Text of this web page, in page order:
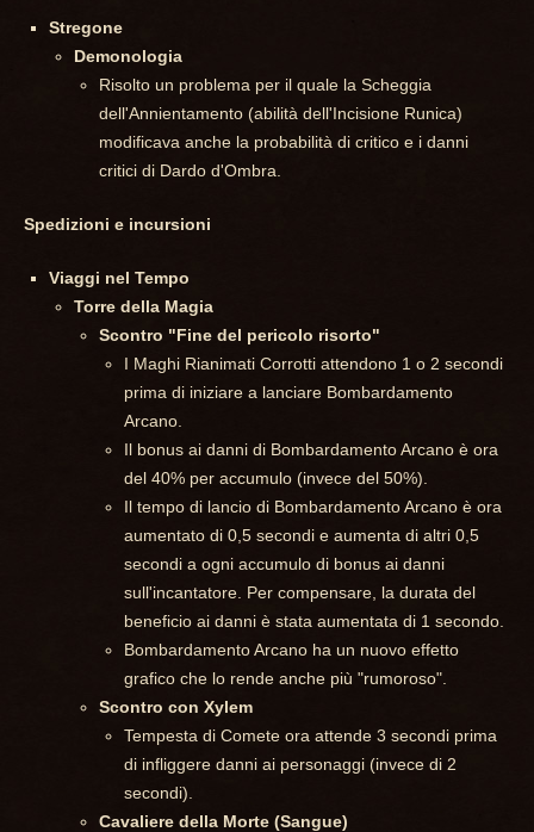
Stregone
Demonologia
Risolto un problema per il quale la Scheggia
dell'Annientamento (abilità dell'Incisione Runica)
modificava anche la probabilità di critico e i danni
critici di Dardo d'Ombra.
Spedizioni e incursioni
Viaggi nel Tempo
Torre della Magia
Scontro "Fine del pericolo risorto"
I Maghi Rianimati Corrotti attendono 1 o 2 secondi
prima di iniziare a lanciare Bombardamento
Arcano.
Il bonus ai danni di Bombardamento Arcano è ora
del 40% per accumulo (invece del 50%).
Il tempo di lancio di Bombardamento Arcano è ora
aumentato di 0,5 secondi e aumenta di altri 0,5
secondi a ogni accumulo di bonus ai danni
sull'incantatore. Per compensare, la durata del
beneficio ai danni è stata aumentata di 1 secondo.
Bombardamento Arcano ha un nuovo effetto
grafico che lo rende anche più "rumoroso".
Scontro con Xylem
Tempesta di Comete ora attende 3 secondi prima
di infliggere danni ai personaggi (invece di 2
secondi).
Cavaliere della Morte (Sangue)